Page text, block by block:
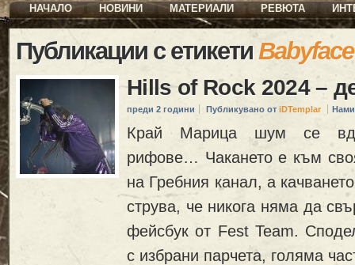
НАЧАЛО НОВИНИ МАТЕРИАЛИ РЕВЮТА
Публикации с етикети
Hills of Rock 2024 –
преди 2 години Публикувано от iDTemplar
Край Марица шум се
рифове… Чакането е към
на Гребния канал, а
струва, че никога няма да
фейсбук от Fest Team.
с избрани парчета, голяма